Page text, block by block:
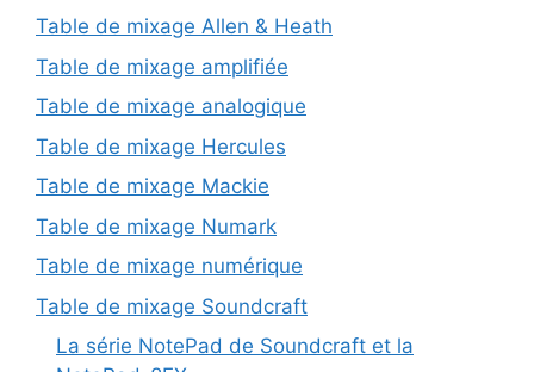
Table de mixage Allen & Heath
Table de mixage amplifiée
Table de mixage analogique
Table de mixage Hercules
Table de mixage Mackie
Table de mixage Numark
Table de mixage numérique
Table de mixage Soundcraft
La série NotePad de Soundcraft et la